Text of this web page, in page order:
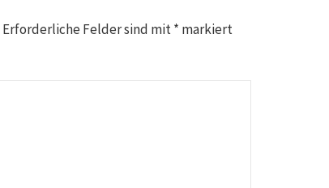
Erforderliche Felder sind mit* markiert